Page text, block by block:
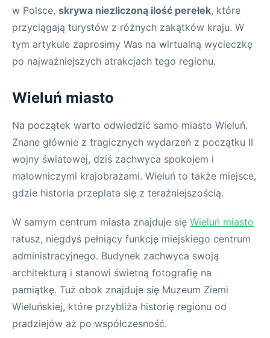
w Polsce, skrywa niezliczoną ilość perełek, które
przyciągają turystów z różnych zakątków kraju. W
tym artykule zaprosimy Was na wirtualną wycieczkę
po najważniejszych atrakcjach tego regionu.
Wieluń miasto
Na początek warto odwiedzić samo miasto Wieluń.
Znane głównie z tragicznych wydarzeń z początku II
wojny światowej, dziś zachwyca spokojem i
malowniczymi krajobrazami. Wieluń to także miejsce,
gdzie historia przeplata się z teraźniejszością.
W samym centrum miasta znajduje się Wieluń miasto
ratusz, niegdyś pełniący funkcję miejskiego centrum
administracyjnego. Budynek zachwyca swoją
architekturą i stanowi świetną fotografię na
pamiątkę. Tuż obok znajduje się Muzeum Ziemi
Wieluńskiej, które przybliża historię regionu od
pradziejów aż po współczesność.